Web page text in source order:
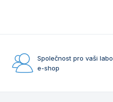
Společnost pro vaši
e-shop